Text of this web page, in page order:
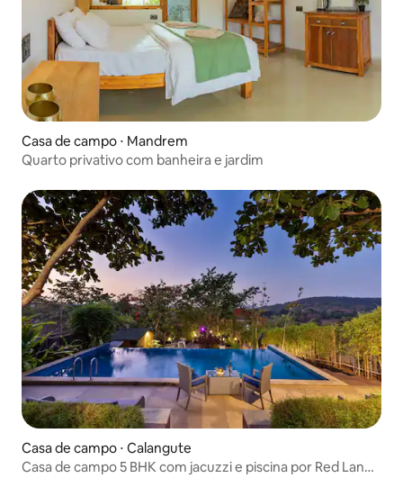
Casa de campo ⋅ Mandrem
Quarto privativo com banheira e jardim
Casa de campo ⋅ Calangute
Casa de campo 5 BHK com jacuzzi e piscina por Red Land